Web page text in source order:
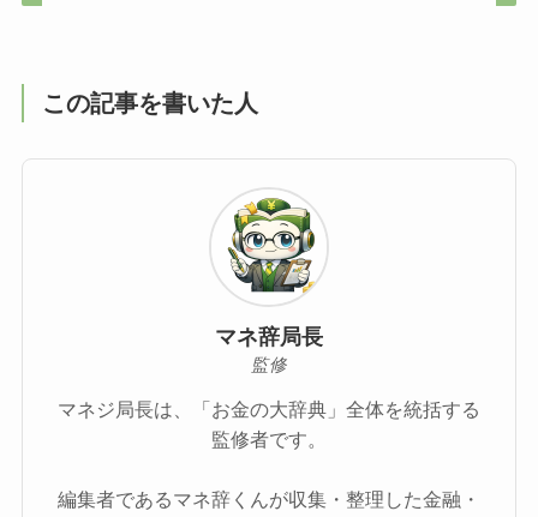
この記事を書いた人
マネ辞局長
監修
マネジ局長は、「お金の大辞典」全体を統括する
監修者です。
編集者であるマネ辞くんが収集・整理した金融・